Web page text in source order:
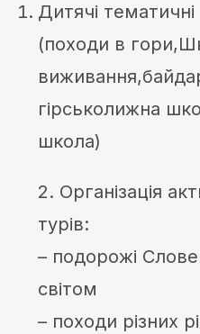
Дитячі
(походи в
гірськолижна
школа)
2. Організація
турів:
– подорожі
світом
– походи різних